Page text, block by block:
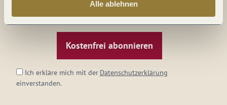
Alle ablehnen
E-
Mail-
Adresse:
Ich erkläre mich mit der Datenschutzerklärung
einverstanden.